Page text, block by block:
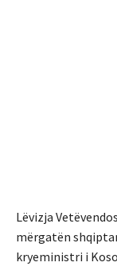
Lëvizja
mërgatën
kryeministri i